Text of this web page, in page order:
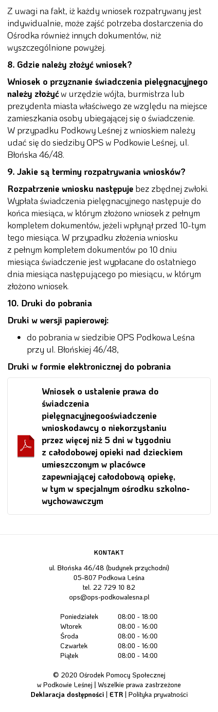
Z uwagi na fakt, iż każdy wniosek rozpatrywany jest
indywidualnie, może zajść potrzeba dostarczenia do
Ośrodka również innych dokumentów, niż
wyszczególnione powyżej.
8. Gdzie należy złożyć wniosek?
Wniosek o przyznanie świadczenia pielęgnacyjnego
należy złożyćw urzędzie wójta, burmistrza lub
prezydenta miasta właściwego ze względu na miejsce
zamieszkania osoby ubiegającej się o świadczenie.
W przypadku Podkowy Leśnej z wnioskiem należy
udać się do siedziby OPS w Podkowie Leśnej, ul.
Błońska 46/48.
9. Jakie są terminy rozpatrywania wniosków?
Rozpatrzenie wniosku następuje bez zbędnej zwłoki.
Wypłata świadczenia pielęgnacyjnego następuje do
końca miesiąca, w którym złożono wniosek z pełnym
kompletem dokumentów, jeżeli wpłynął przed 10-tym
tego miesiąca. W przypadku złożenia wniosku
z pełnym kompletem dokumentów po 10 dniu
miesiąca świadczenie jest wypłacane do ostatniego
dnia miesiąca następującego po miesiącu, w którym
złożono wniosek.
10. Druki do pobrania
Druki w wersji papierowej:
do pobrania w siedzibie OPS Podkowa Leśna
przy ul. Błońskiej 46/48,
Druki w formie elektronicznej do pobrania
Wniosek o ustalenie prawa do
świadczenia
pielęgnacyjnegooświadczenie
wnioskodawcy o niekorzystaniu
przez więcej niż 5 dni w tygodniu
z całodobowej opieki nad dzieckiem
umieszczonym w placówce
zapewniającej całodobową opiekę,
w tym w specjalnym ośrodku szkolno-
wychowawczym
KONTAKT
ul. Błońska 46/48 (budynek przychodni)
05-807 Podkowa Leśna
tel. 22 729 10 82
ops@ops-podkowalesna.pl
Poniedziałek
08:00 - 18:00
Wtorek
08:00 - 16:00
Środa
08:00 - 16:00
Czwartek
08:00 - 16:00
Piątek
08:00 - 14:00
© 2020 Ośrodek Pomocy Społecznej
w Podkowie Leśnej | Wszelkie prawa zastrzeżone
Deklaracja dostępności| ETR| Polityka prywatności